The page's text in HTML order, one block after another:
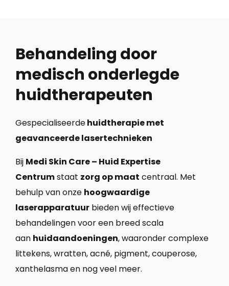
Behandeling door
medisch onderlegde
huidtherapeuten
Gespecialiseerdehuidtherapie met
geavanceerde lasertechnieken
Bij Medi Skin Care – Huid Expertise
Centrumstaat zorg op maat centraal. Met
behulp van onze hoogwaardige
laserapparatuur bieden wij effectieve
behandelingen voor een breed scala
aan huidaandoeningen, waaronder complexe
littekens, wratten, acné, pigment, couperose,
xanthelasma en nog veel meer.